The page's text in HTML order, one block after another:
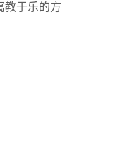
教于乐的方